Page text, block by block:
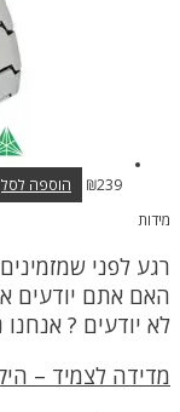
₪239
הוספה לסל
מידות
רגע לפני
האם אתם יודעים
לא יודעים ?
מדידה לצמיד –